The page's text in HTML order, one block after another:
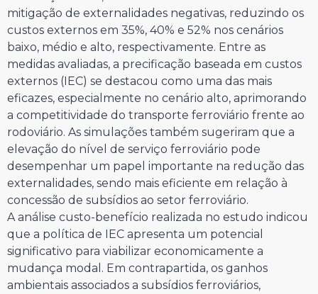
mitigação de externalidades negativas, reduzindo os
custos externos em 35%, 40% e 52% nos cenários
baixo, médio e alto, respectivamente. Entre as
medidas avaliadas, a precificação baseada em custos
externos (IEC) se destacou como uma das mais
eficazes, especialmente no cenário alto, aprimorando
a competitividade do transporte ferroviário frente ao
rodoviário. As simulações também sugeriram que a
elevação do nível de serviço ferroviário pode
desempenhar um papel importante na redução das
externalidades, sendo mais eficiente em relação à
concessão de subsídios ao setor ferroviário.
A análise custo-benefício realizada no estudo indicou
que a política de IEC apresenta um potencial
significativo para viabilizar economicamente a
mudança modal. Em contrapartida, os ganhos
ambientais associados a subsídios ferroviários,